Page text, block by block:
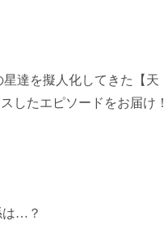
達を擬人化してきた 【天
したエピソードをお届け！
は…？